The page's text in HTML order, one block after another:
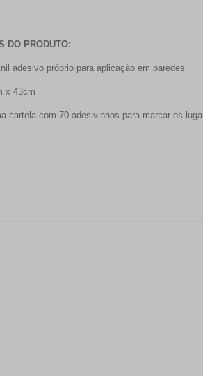
DO PRODUTO:
adesivo próprio para aplicação em paredes.
x 43cm
cartela com 70 adesivinhos para marcar os